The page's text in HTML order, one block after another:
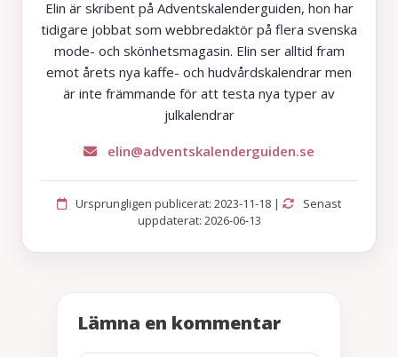
Elin är skribent på Adventskalenderguiden, hon har
tidigare jobbat som webbredaktör på flera svenska
mode- och skönhetsmagasin. Elin ser alltid fram
emot årets nya kaffe- och hudvårdskalendrar men
är inte främmande för att testa nya typer av
julkalendrar
elin@adventskalenderguiden.se
Ursprungligen publicerat: 2023-11-18 |
Senast
uppdaterat: 2026-06-13
Lämna en kommentar